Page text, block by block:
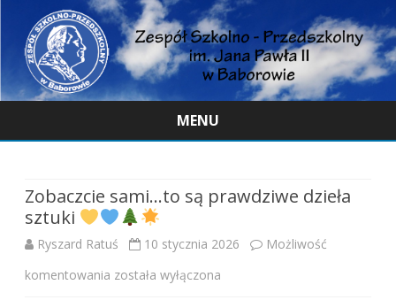
MENU
Zobaczcie sami…to są prawdziwe dzieła
sztuki
Ryszard Ratuś 10 stycznia 2026
Możliwość
komentowania Zobaczcie
została wyłączona